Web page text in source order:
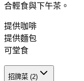
合輕食與下午茶。
提供咖啡
提供麵包
可堂食
招牌菜 (2)